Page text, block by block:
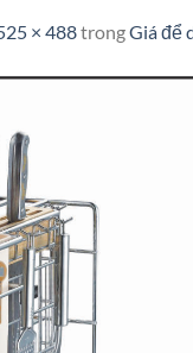
× 488trongGiá để